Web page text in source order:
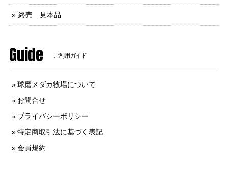
終売 見本品
Guide ご利用ガイド
球磨メダカ牧場について
お問合せ
プライバシーポリシー
特定商取引法に基づく表記
会員規約